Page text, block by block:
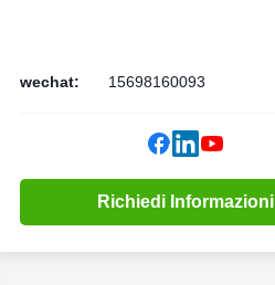
wechat: 15698160093
Richiedi Informazioni